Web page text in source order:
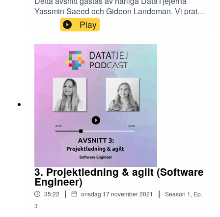
Yassmin Saeed och Gideon Landeman. Vi pratar
bland annat om hur det är att vara student, att
välja utbildning och vad interaktionsdesign och
datavetenskap är för något.
Play
3. Projektledning & agilt (Software
Engineer)
35:22 | onsdag 17 november 2021 | Season 1, Ep.
3